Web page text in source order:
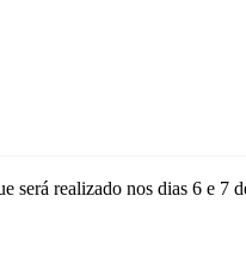
será realizado nos dias 6 e 7